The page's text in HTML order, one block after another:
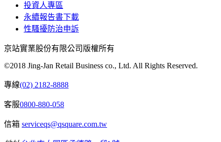
投資人專區
永續報告書下載
性騷擾防治申訴
京站實業股份有限公司版權所有
©2018 Jing-Jan Retail Business co., Ltd. All Rights Reserved.
專線(02) 2182-8888
客服0800-880-058
信箱 serviceqs@qsquare.com.tw